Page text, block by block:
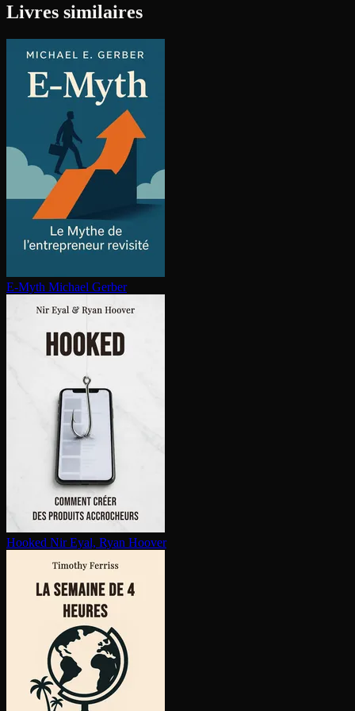
Livres similaires
E-Myth Michael Gerber
Hooked Nir Eyal, Ryan Hoover